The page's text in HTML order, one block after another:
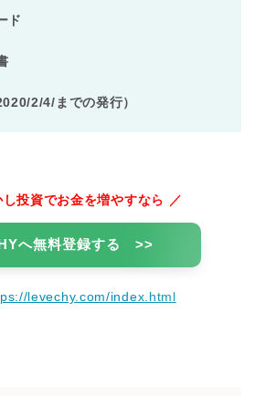
ド
2/4/までの発行）
投資でお金を増やすなら ／
へ無料登録する >>
levechy.com/index.html